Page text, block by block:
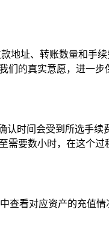
址、转账数量和手
的真实意愿，进一步
时间会受到所选手
要数小时，在这个过
查看对应资产的充值